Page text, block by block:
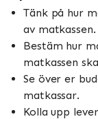
Tänk på hur
av matkassen.
Bestäm hur
matkassen
Se över er
matkassar.
Kolla upp